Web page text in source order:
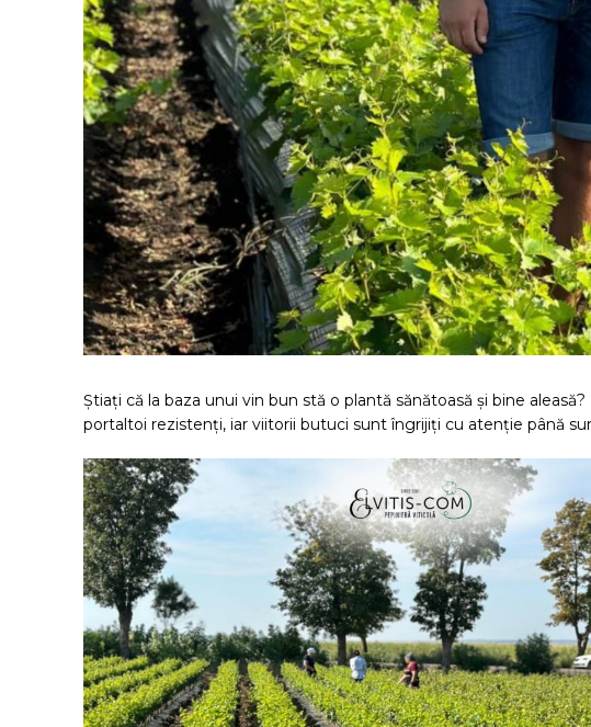
Știați că la baza unui vin bun stă o plantă sănătoasă și bine
portaltoi rezistenți, iar viitorii butuci sunt îngrijiți cu atenție până